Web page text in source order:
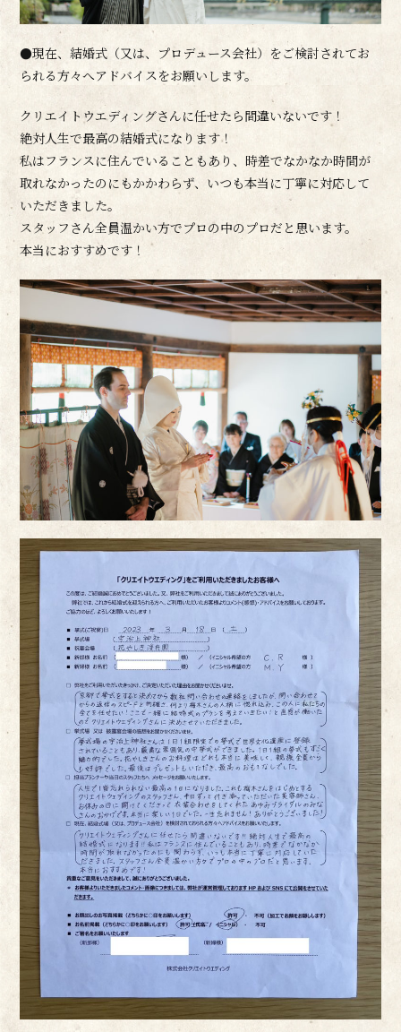
●現在、結婚式（又は、プロデュース会社）をご検討されてお
られる方々へアドバイスをお願いします。
クリエイトウエディングさんに任せたら間違いないです！
絶対人生で最高の結婚式になります！
私はフランスに住んでいることもあり、時差でなかなか時間が
取れなかったのにもかかわらず、いつも本当に丁寧に対応して
いただきました。
スタッフさん全員温かい方でプロの中のプロだと思います。
本当におすすめです！